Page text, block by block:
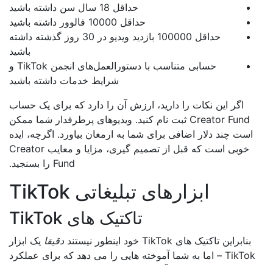
حداقل 18 سال سن داشته باشید
حداقل 10000 فالوور داشته باشید
حداقل 100000 بازدید ویدیو در 30 روز گذشته داشته
باشید
حسابی متناسب با دستورالعمل‌های انجمن TikTok و
شرایط خدمات داشته باشید
اگر این نکات را دارید، ارزش آن را دارد که برای یک حساب
Creator Fund ثبت نام کنید. ویدیوهای پرطرفدار شما ممکن
است چند دلار اضافی برای شما به ارمغان بیاورد. اگرچه، ایده
خوبی است که قبل از تصمیم گیری، مزایا و معایب Creator
Fund را بسنجید.
ابزارهای تبلیغاتی TikTok
تاکتیک های TikTok
بنابراین تاکتیک های TikTok خود اینطور نیستند دقیقایک ابزار
TikTok – اما به شما آموخته هایی را می دهد که برای عملکرد